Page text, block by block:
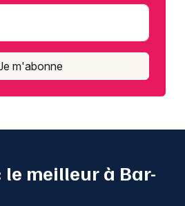
m'abonne
meilleur à Bar-